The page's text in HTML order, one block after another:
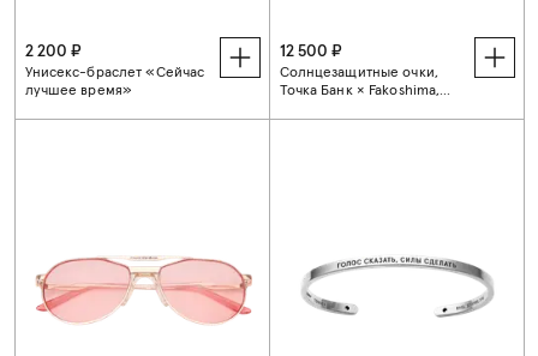
2 200 ₽
Унисекс-браслет «Сейчас
лучшее время»
12 500 ₽
Солнцезащитные очки,
Точка Банк × Fakoshima,